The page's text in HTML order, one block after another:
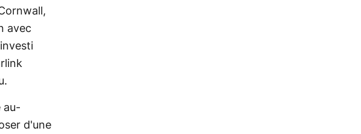
avec
au-
d'une